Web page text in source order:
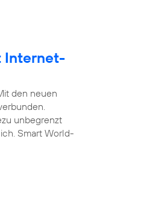
Internet-
den neuen
unbegrenzt
Smart World-